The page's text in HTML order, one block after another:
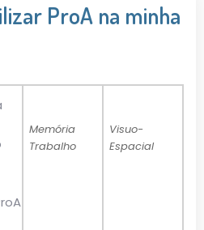
ProA na minha
Memória
Trabalho
Visuo-
Espacial